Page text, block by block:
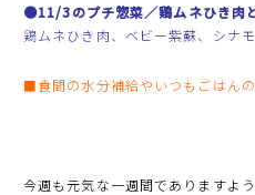
●11/3のプチ惣菜／鶏ムネひき肉
鶏ムネひき肉、ベビー紫蘇、シナ
■食間の水分補給やいつもごはん
今週も元気な一週間でありますよう